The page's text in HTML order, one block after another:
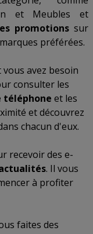
et Meubles et
promotions sur
préférées.
avez besoin
consulter les
téléphone et les
et découvrez
chacun d'eux.
recevoir des e-
. Il vous
à profiter
faites des